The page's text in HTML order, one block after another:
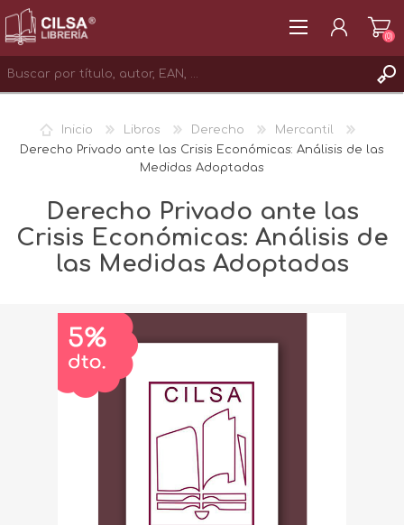
INICIAR SESIÓN
(0)
Inicio Libros Derecho
Mercantil
Derecho Privado ante las Crisis Económicas: Análisis de las
Medidas Adoptadas
Derecho Privado ante las
Crisis Económicas: Análisis de
las Medidas Adoptadas